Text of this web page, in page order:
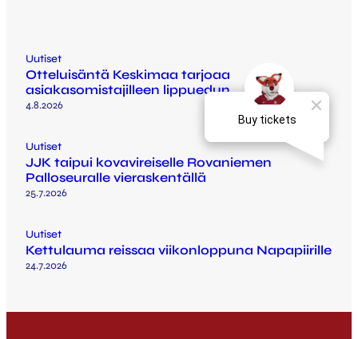
Uutiset
Otteluisäntä Keskimaa tarjoaa
asiakasomistajilleen lippuedun
4.8.2026
Uutiset
JJK taipui kovavireiselle Rovaniemen
Palloseuralle vieraskentällä
25.7.2026
Uutiset
Kettulauma reissaa viikonloppuna Napapiirille
24.7.2026